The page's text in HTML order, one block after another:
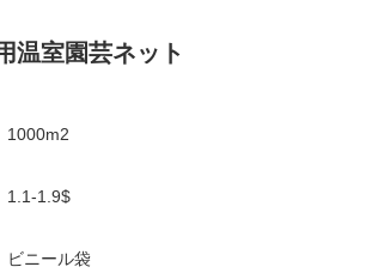
温室園芸ネット
1000m2
1.1-1.9$
ビニール袋